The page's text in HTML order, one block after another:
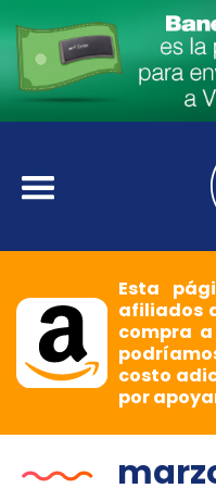
Esta
afiliados
compra
costo
por